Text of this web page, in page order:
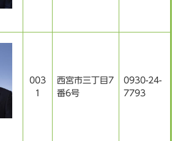
003
1
西宮市三丁目7
番6号
0930-24-
7793